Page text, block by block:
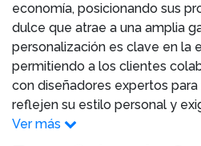
economía, posicionando sus
dulce que atrae a una amplia
personalización es clave en la
permitiendo a los clientes
con diseñadores expertos
reflejen su estilo personal y
Ver más